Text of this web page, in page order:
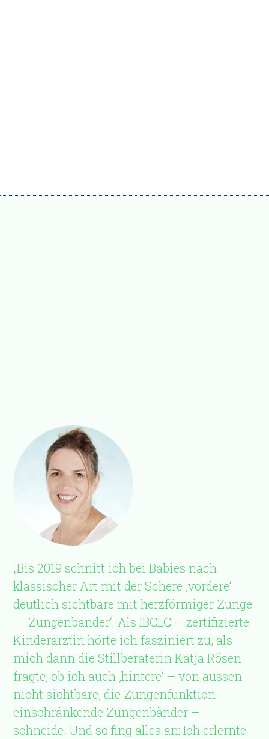
„Bis 2019 schnitt ich bei Babies nach
klassischer Art mit der Schere ‚vordere‘ –
deutlich sichtbare mit herzförmiger Zunge
– Zungenbänder‘. Als IBCLC – zertifizierte
Kinderärztin hörte ich fasziniert zu, als
mich dann die Stillberaterin Katja Rösen
fragte, ob ich auch ‚hintere‘ – von aussen
nicht sichtbare, die Zungenfunktion
einschränkende Zungenbänder –
schneide. Und so fing alles an: Ich erlernte